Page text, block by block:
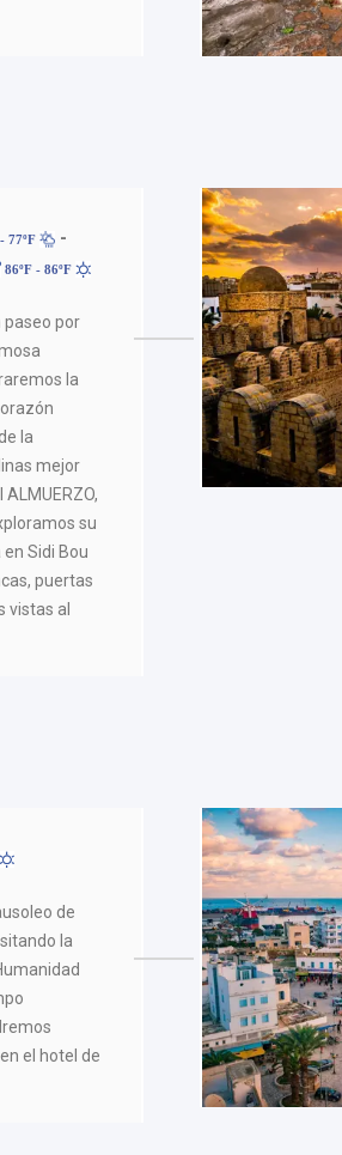
77ºF
-
86ºF - 86ºF
paseo por
la
la
mejor
su
Sidi Bou
puertas
vistas al
de
la
el hotel de